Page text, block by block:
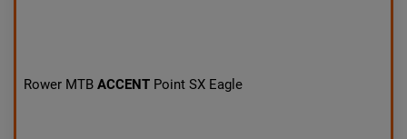
Rower MTB ACCENT Point SX Eagle